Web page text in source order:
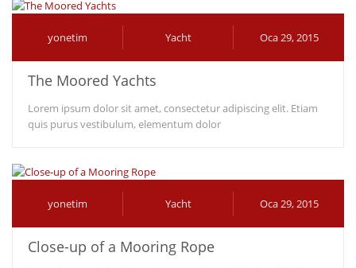
yonetim Yacht Oca 29, 2015
The Moored Yachts
Lorem ipsum dolor sit amet, consectetur adipiscing elit. Etiam
quis purus vestibulum, elementum dolor
yonetim Yacht Oca 29, 2015
Close-up of a Mooring Rope